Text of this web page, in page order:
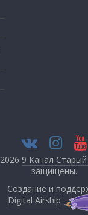
9 Канал
защищены.
Создание и
Digital Airship